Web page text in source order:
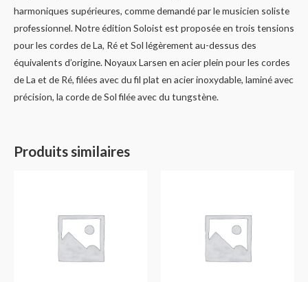
harmoniques supérieures, comme demandé par le musicien soliste
professionnel. Notre édition Soloist est proposée en trois tensions
pour les cordes de La, Ré et Sol légèrement au-dessus des
équivalents d’origine. Noyaux Larsen en acier plein pour les cordes
de La et de Ré, filées avec du fil plat en acier inoxydable, laminé avec
précision, la corde de Sol filée avec du tungstène.
Produits similaires